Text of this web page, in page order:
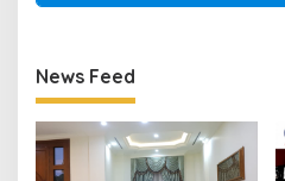
News Feed